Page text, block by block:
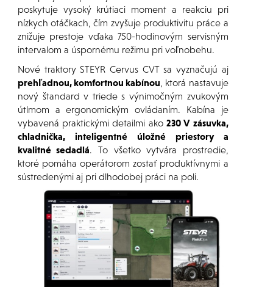
poskytuje vysoký krútiaci moment a reakciu pri
nízkych otáčkach, čím zvyšuje produktivitu práce a
znižuje prestoje vďaka 750-hodinovým servisným
intervalom a úspornému režimu pri voľnobehu.
Nové traktory STEYR Cervus CVT sa vyznačujú aj
prehľadnou, komfortnou kabínou , ktorá nastavuje
nový štandard v triede s výnimočným zvukovým
útlmom a ergonomickým ovládaním. Kabína je
vybavená praktickými detailmi ako230 V zásuvka,
chladnička, inteligentné úložné priestory a
kvalitné sedadlá. To všetko vytvára prostredie,
ktoré pomáha operátorom zostať produktívnymi a
sústredenými aj pri dlhodobej práci na poli.